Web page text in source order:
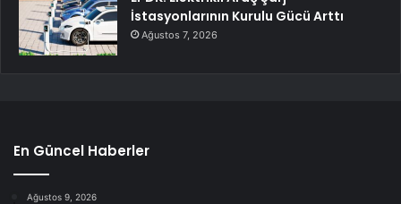
İstasyonlarının Kurulu Gücü Arttı
Ağustos 7, 2026
En Güncel Haberler
Ağustos 9, 2026